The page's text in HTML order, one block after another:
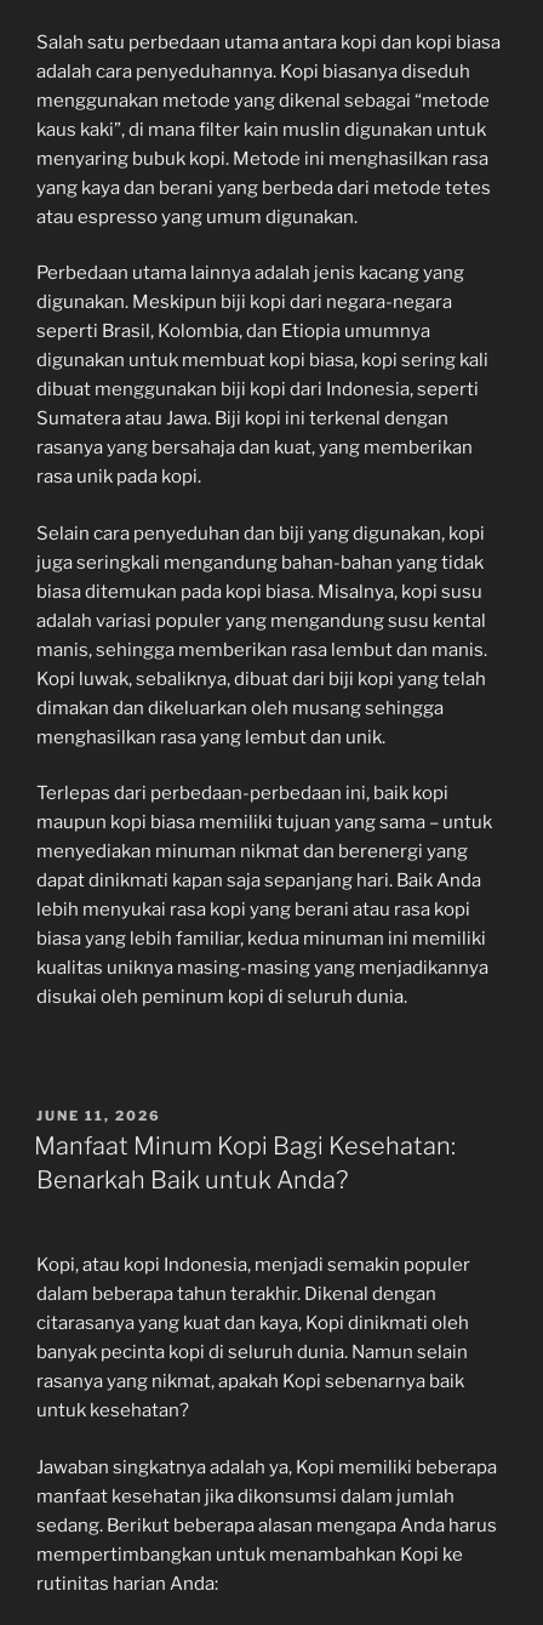
Salah satu perbedaan utama antara kopi dan kopi biasa
adalah cara penyeduhannya. Kopi biasanya diseduh
menggunakan metode yang dikenal sebagai “metode
kaus kaki”, di mana filter kain muslin digunakan untuk
menyaring bubuk kopi. Metode ini menghasilkan rasa
yang kaya dan berani yang berbeda dari metode tetes
atau espresso yang umum digunakan.
Perbedaan utama lainnya adalah jenis kacang yang
digunakan. Meskipun biji kopi dari negara-negara
seperti Brasil, Kolombia, dan Etiopia umumnya
digunakan untuk membuat kopi biasa, kopi sering kali
dibuat menggunakan biji kopi dari Indonesia, seperti
Sumatera atau Jawa. Biji kopi ini terkenal dengan
rasanya yang bersahaja dan kuat, yang memberikan
rasa unik pada kopi.
Selain cara penyeduhan dan biji yang digunakan, kopi
juga seringkali mengandung bahan-bahan yang tidak
biasa ditemukan pada kopi biasa. Misalnya, kopi susu
adalah variasi populer yang mengandung susu kental
manis, sehingga memberikan rasa lembut dan manis.
Kopi luwak, sebaliknya, dibuat dari biji kopi yang telah
dimakan dan dikeluarkan oleh musang sehingga
menghasilkan rasa yang lembut dan unik.
Terlepas dari perbedaan-perbedaan ini, baik kopi
maupun kopi biasa memiliki tujuan yang sama – untuk
menyediakan minuman nikmat dan berenergi yang
dapat dinikmati kapan saja sepanjang hari. Baik Anda
lebih menyukai rasa kopi yang berani atau rasa kopi
biasa yang lebih familiar, kedua minuman ini memiliki
kualitas uniknya masing-masing yang menjadikannya
disukai oleh peminum kopi di seluruh dunia.
POSTED
ON
JUNE 11, 2026
Manfaat Minum Kopi Bagi Kesehatan:
Benarkah Baik untuk Anda?
Kopi, atau kopi Indonesia, menjadi semakin populer
dalam beberapa tahun terakhir. Dikenal dengan
citarasanya yang kuat dan kaya, Kopi dinikmati oleh
banyak pecinta kopi di seluruh dunia. Namun selain
rasanya yang nikmat, apakah Kopi sebenarnya baik
untuk kesehatan?
Jawaban singkatnya adalah ya, Kopi memiliki beberapa
manfaat kesehatan jika dikonsumsi dalam jumlah
sedang. Berikut beberapa alasan mengapa Anda harus
mempertimbangkan untuk menambahkan Kopi ke
rutinitas harian Anda: